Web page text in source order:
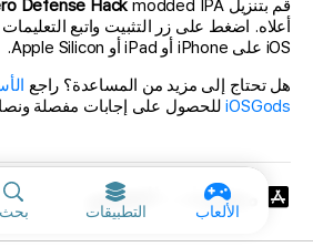
الألعاب التطبيقات بحث
قم بتنزيل Defense Hack
أعلاه. اضغط على زر التثبيت واتبع التعليمات
iOS على iPhone أو iPad أو Apple Silicon.
هل تحتاج إلى مزيد من المساعدة؟ راجع
iOSGodsللحصول على إجابات مفصلة
معلومات التطبيق